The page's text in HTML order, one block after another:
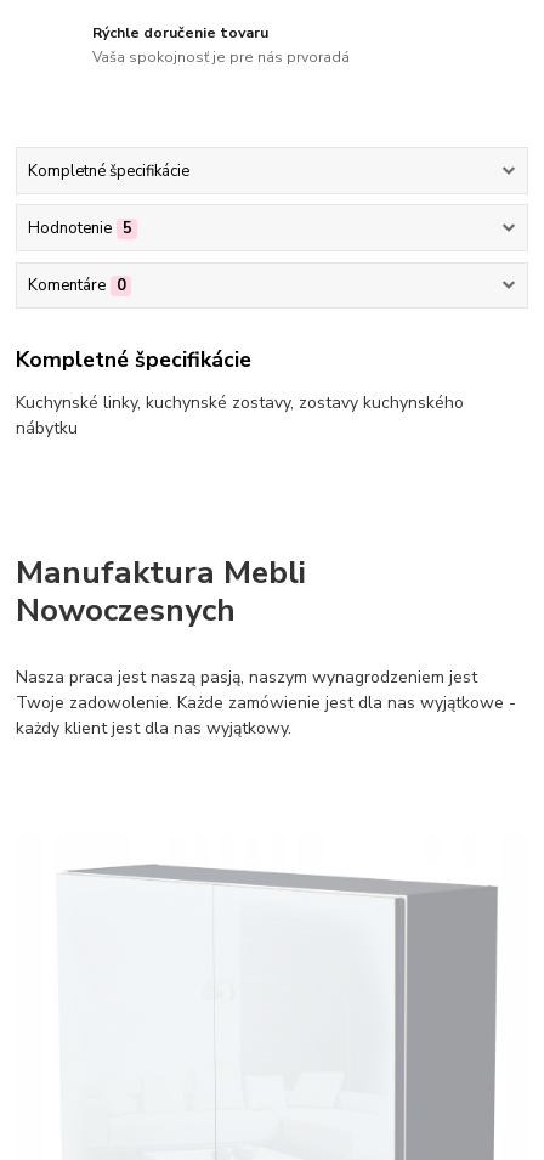
Rýchle doručenie tovaru
Vaša spokojnosť je pre nás prvoradá
Kompletné špecifikácie
Hodnotenie 5
Komentáre 0
Kompletné špecifikácie
Kuchynské linky, kuchynské zostavy, zostavy kuchynského
nábytku
Manufaktura Mebli
Nowoczesnych
Nasza praca jest naszą pasją, naszym wynagrodzeniem jest
Twoje zadowolenie. Każde zamówienie jest dla nas wyjątkowe -
każdy klient jest dla nas wyjątkowy.